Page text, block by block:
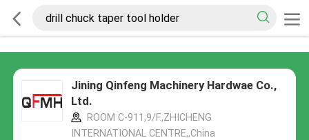
Jining Qinfeng Machinery Hardwae Co.,
Ltd.
ROOM C-911,9/F.,ZHICHENG
INTERNATIONAL CENTRE,,China